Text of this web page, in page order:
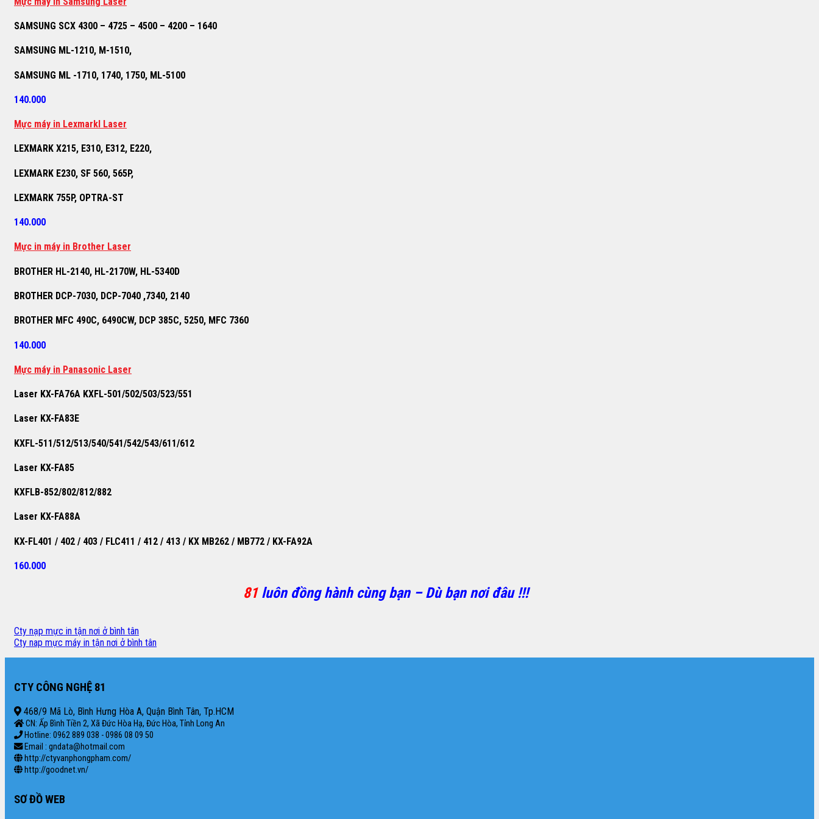
SAMSUNG SCX 4300 – 4725 – 4500 – 4200 – 1640
SAMSUNG ML-1210, M-1510,
SAMSUNG ML -1710, 1740, 1750, ML-5100
140.000
Mực máy in Lexmarkl Laser
LEXMARK X215, E310, E312, E220,
LEXMARK E230, SF 560, 565P,
LEXMARK 755P, OPTRA-ST
140.000
Mực in máy in Brother Laser
BROTHER HL-2140, HL-2170W, HL-5340D
BROTHER DCP-7030, DCP-7040 ,7340, 2140
BROTHER MFC 490C, 6490CW, DCP 385C, 5250, MFC 7360
140.000
Mực máy in Panasonic Laser
Laser KX-FA76A KXFL-501/502/503/523/551
Laser KX-FA83E
KXFL-511/512/513/540/541/542/543/611/612
Laser KX-FA85
KXFLB-852/802/812/882
Laser KX-FA88A
KX-FL401 / 402 / 403 / FLC411 / 412 / 413 / KX MB262 / MB772 / KX-FA92A
160.000
81luôn đồng hành cùng bạn – Dù bạn nơi đâu !!!
Cty nạp mực in tận nơi ở bình tân
Cty nap mực máy in tận nơi ở bình tân
CTY CÔNG NGHỆ 81
468/9 Mã Lò, Bình Hưng Hòa A, Quận Bình Tân, Tp.HCM
CN: Ấp Bình Tiền 2, Xã Đức Hòa Hạ, Đức Hòa, Tỉnh Long An
Hotline: 0962 889 038 - 0986 08 09 50
Email : gndata@hotmail.com
http://ctyvanphongpham.com/
http://goodnet.vn/
SƠ ĐỒ WEB